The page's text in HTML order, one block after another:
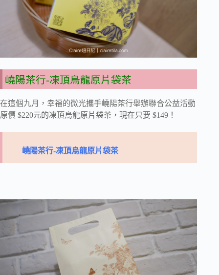
嶢陽茶行-凍頂烏龍原片袋茶
在這個九月，幸福的微光攜手嶢陽茶行舉辦聯合公益活動
原價 $220元的凍頂烏龍原片袋茶，現在只要 $149！
嶢陽茶行-凍頂烏龍原片袋茶